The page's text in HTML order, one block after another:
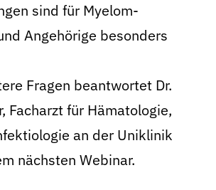
sind für Myelom-
Angehörige besonders
Fragen beantwortet Dr.
Facharzt für Hämatologie,
an der Uniklinik
nächsten Webinar.